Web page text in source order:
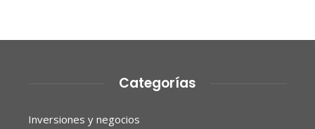
Categorías
Inversiones y negocios